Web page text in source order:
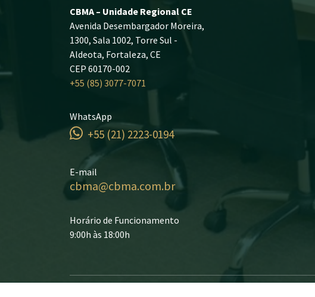
CBMA – Unidade Regional CE
Avenida Desembargador Moreira,
1300, Sala 1002, Torre Sul -
Aldeota, Fortaleza, CE
CEP 60170-002
+55 (85) 3077-7071
WhatsApp
+55 (21) 2223-0194
E-mail
cbma@cbma.com.br
Horário de Funcionamento
9:00h às 18:00h